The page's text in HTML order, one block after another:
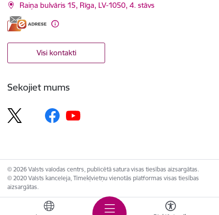
Raiņa bulvāris 15, Rīga, LV-1050, 4. stāvs
Visi kontakti
Sekojiet mums
© 2026 Valsts valodas centrs, publicētā satura visas tiesības aizsargātas.
© 2020 Valsts kanceleja, Tīmekļvietņu vienotās platformas visas tiesības
aizsargātas.